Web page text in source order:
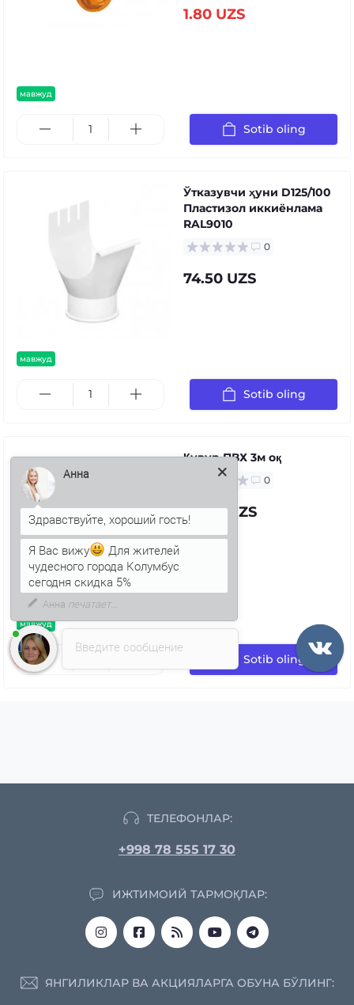
мавжуд
1.80 UZS
Sotib oling
мавжуд
Ўтказувчи ҳуни D125/100
Пластизол иккиёнлама
RAL9010
0
74.50 UZS
Sotib oling
мавжуд
Қувур ПВХ 3м оқ
0
72.00 UZS
Sotib oling
ТЕЛЕФОНЛАР:
+998 78 555 17 30
ИЖТИМОИЙ ТАРМОҚЛАР:
ЯНГИЛИКЛАР ВА АКЦИЯЛАРГА ОБУНА БЎЛИНГ:
Введите сообщение
Здравствуйте, хороший гость!
Я Вас вижу
Для жителей
чудесного города Колумбус
сегодня скидка 5%